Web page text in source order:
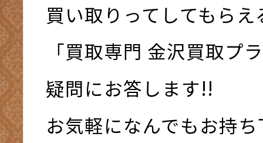
買い取りってしてもら
「買取専門 金沢買取プ
疑問にお答します!!
お気軽になんでもお持